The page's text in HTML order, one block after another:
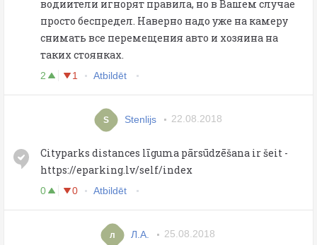
водиители игнорят правила, но в Вашем случае
просто беспредел. Наверно надо уже на камеру
снимать все перемещения авто и хозяина на
таких стоянках.
2 1 Atbildēt
S Stenlijs 22.08.2018
Cityparks distances līguma pārsūdzēšana ir šeit -
https://eparking.lv/self/index
0 0 Atbildēt
л Л.А. 25.08.2018